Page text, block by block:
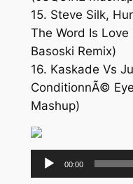
15. Steve Silk,
The Word Is
Basoski Remix)
16. Kaskade Vs
ConditionnÃ©
Mashup)
Lecteur
audio
00:00